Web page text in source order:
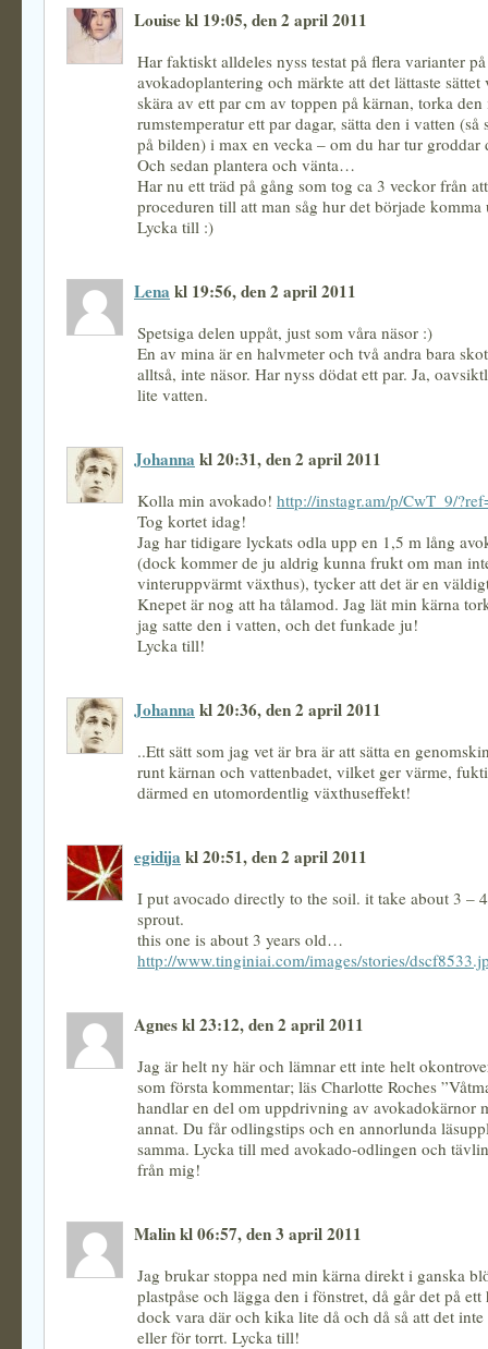
Louise kl 19:05, den 2 april 2011
Har faktiskt alldeles nyss testat på flera varianter på
avokadoplantering och märkte att det lättaste sättet
skära av ett par cm av toppen på kärnan, torka den
rumstemperatur ett par dagar, sätta den i vatten (så
på bilden) i max en vecka – om du har tur groddar
Och sedan plantera och vänta…
Har nu ett träd på gång som tog ca 3 veckor från
proceduren till att man såg hur det började komma
Lycka till :)
Lena kl 19:56, den 2 april 2011
Spetsiga delen uppåt, just som våra näsor :)
En av mina är en halvmeter och två andra bara
alltså, inte näsor. Har nyss dödat ett par. Ja,
lite vatten.
Johanna kl 20:31, den 2 april 2011
Kolla min avokado! http://instagr.am/p/CwT_9/
Tog kortet idag!
Jag har tidigare lyckats odla upp en 1,5 m lång
(dock kommer de ju aldrig kunna frukt om man
vinteruppvärmt växthus), tycker att det är en
Knepet är nog att ha tålamod. Jag lät min kärna
jag satte den i vatten, och det funkade ju!
Lycka till!
Johanna kl 20:36, den 2 april 2011
..Ett sätt som jag vet är bra är att sätta en
runt kärnan och vattenbadet, vilket ger värme,
därmed en utomordentlig växthuseffekt!
egidija kl 20:51, den 2 april 2011
I put avocado directly to the soil. it take about 3 –
sprout.
this one is about 3 years old…
http://www.tinginiai.com/images/stories/
Agnes kl 23:12, den 2 april 2011
Jag är helt ny här och lämnar ett inte helt
som första kommentar; läs Charlotte Roches
handlar en del om uppdrivning av avokadokärnor
annat. Du får odlingstips och en annorlunda
samma. Lycka till med avokado-odlingen och
från mig!
Malin kl 06:57, den 3 april 2011
Jag brukar stoppa ned min kärna direkt i ganska
plastpåse och lägga den i fönstret, då går det på
dock vara där och kika lite då och då så att det
eller för torrt. Lycka till!